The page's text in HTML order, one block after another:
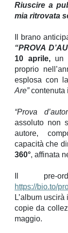
Riuscire a
mia ritrovata
Il brano
“PROVA
10 aprile,un
proprio
esplosa con
Are”contenuta
“Prova
assoluto non
autore,
capacità che
360°, affinata
Il pre-
https://bio.to/
L’album
copie da
maggio.